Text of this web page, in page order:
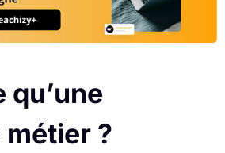
qu’une
?